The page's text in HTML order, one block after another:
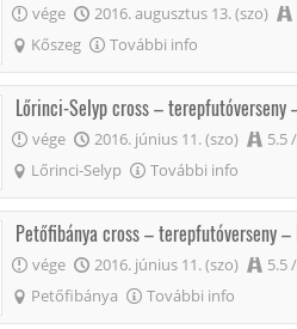
vége 2016. augusztus 13. (szo)
Kőszeg
További info
Lőrinci-Selyp cross –
vége 2016. június 11. (szo)
5.5
Lőrinci-Selyp
További info
Petőfibánya cross – terepfutóverseny
vége 2016. június 11. (szo)
5.5
Petőfibánya
További info